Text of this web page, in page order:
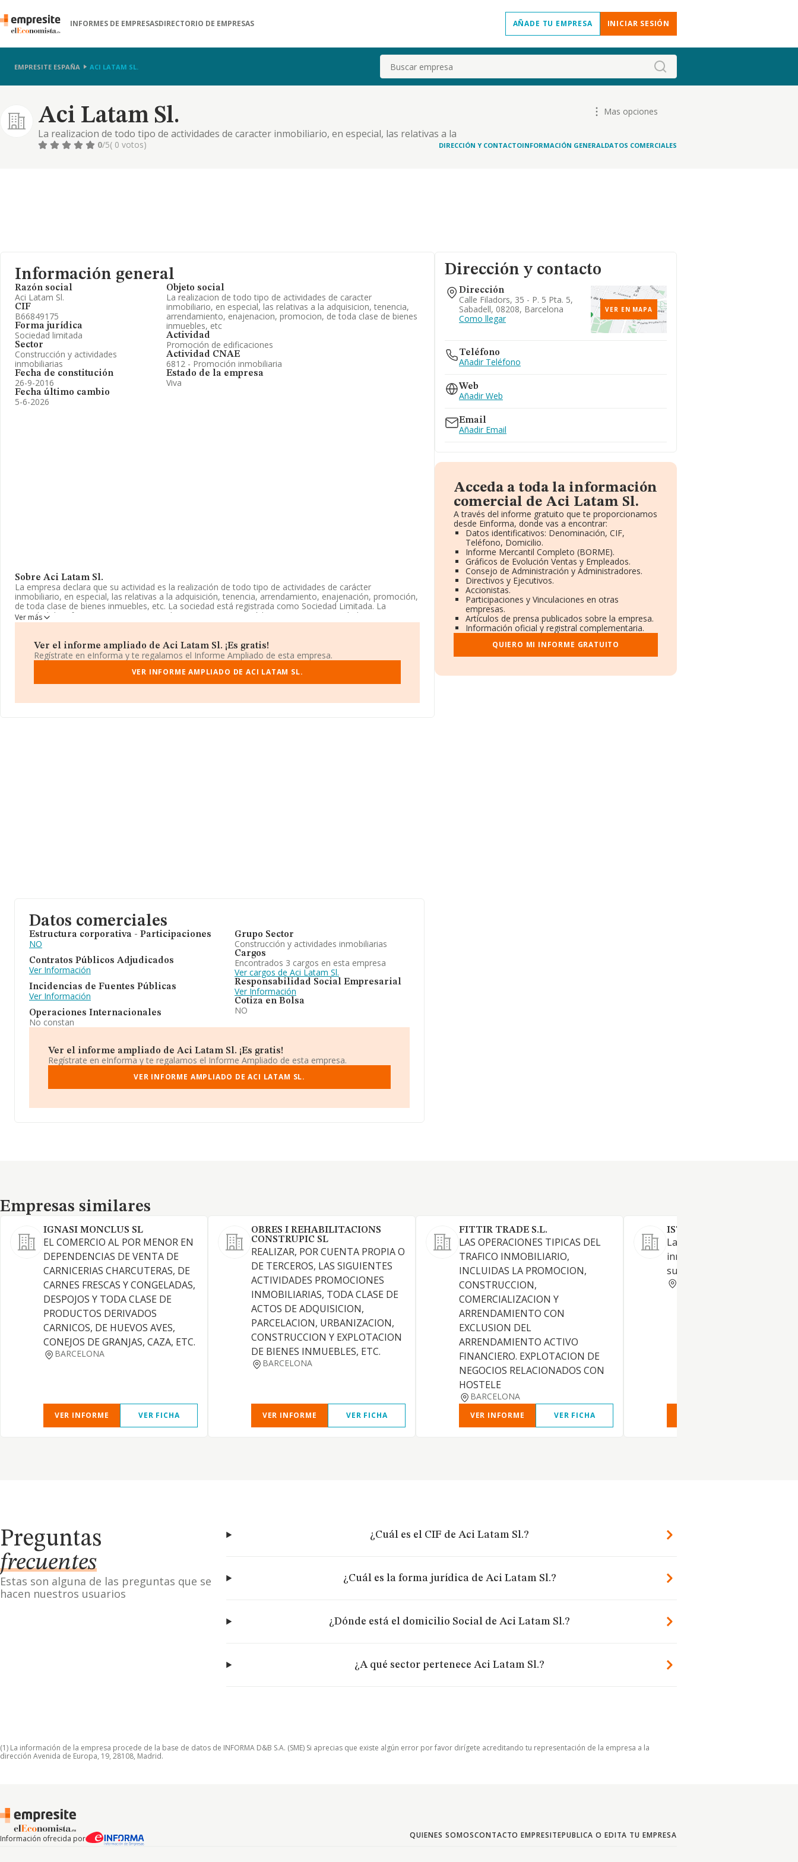
INFORMES DE EMPRESASDIRECTORIO DE EMPRESAS AÑADE TU EMPRESA INICIAR SESIÓN
EMPRESITE ESPAÑA ACI LATAM SL. Buscar
Aci Latam Sl.
La realizacion de todo tipo de actividades de caracter inmobiliario, en especial, las relativas a la
adquisicion, tenencia, arrendamiento, enajenacion, promocion, de toda clase de bienes inmuebles, etc
Mas opciones
0/5( 0 votos) DIRECCIÓN Y CONTACTOINFORMACIÓN GENERALDATOS COMERCIALES
Información general
Razón social
Aci Latam Sl.
CIF
B66849175
Forma jurídica
Sociedad limitada
Sector
Construcción y actividades
inmobiliarias
Fecha de constitución
26-9-2016
Fecha último cambio
5-6-2026
Objeto social
La realizacion de todo tipo de actividades de caracter
inmobiliario, en especial, las relativas a la adquisicion, tenencia,
arrendamiento, enajenacion, promocion, de toda clase de bienes
inmuebles, etc
Actividad
Promoción de edificaciones
Actividad CNAE
6812 - Promoción inmobiliaria
Estado de la empresa
Viva
Sobre Aci Latam Sl.
La empresa declara que su actividad es la realización de todo tipo de actividades de carácter
inmobiliario, en especial, las relativas a la adquisición, tenencia, arrendamiento, enajenación, promoción,
de toda clase de bienes inmuebles, etc. La sociedad está registrada como Sociedad Limitada. La
actividad de referencia CNAE corresponde a '%cnae%', cuyo Código es 6812. La sociedad no tiene
actividad en mercados exteriores.
La empresa Aci Latam S.L, con número de identificación fiscal B66849175, se encuentra en Calle
Filadors núm. 35 P. 5 Pta. 5, (08208), Sabadell, en Barcelona, Cataluña.
En relación con el sector y disponiendo de los datos de hasta 231.218 empresas, a nivel nacional la
facturación asciende a 29.817 millones de euros y se calcula un promedio de facturación de 128 mil
de empleados de las empresas es de 1; la media de antigüedad desde la constitución es de 20 años.
Ver más
Ver el informe ampliado de Aci Latam Sl. ¡Es gratis!
Regístrate en eInforma y te regalamos el Informe Ampliado de esta empresa.
VER INFORME AMPLIADO DE ACI LATAM SL.
Dirección y contacto
Dirección
Calle Filadors, 35 - P. 5 Pta. 5,
Sabadell, 08208, Barcelona
Como llegar
VER EN MAPA
Teléfono
Añadir Teléfono
Web
Añadir Web
Email
Añadir Email
Acceda a toda la información
comercial de Aci Latam Sl.
A través del informe gratuito que te proporcionamos
desde Einforma, donde vas a encontrar:
Datos identificativos: Denominación, CIF,
Teléfono, Domicilio.
Informe Mercantil Completo (BORME).
Gráficos de Evolución Ventas y Empleados.
Consejo de Administración y Administradores.
Directivos y Ejecutivos.
Accionistas.
Participaciones y Vinculaciones en otras
empresas.
Artículos de prensa publicados sobre la empresa.
Información oficial y registral complementaria.
QUIERO MI INFORME GRATUITO
Datos comerciales
Estructura corporativa - Participaciones
NO
Contratos Públicos Adjudicados
Ver Información
Incidencias de Fuentes Públicas
Ver Información
Operaciones Internacionales
No constan
Grupo Sector
Construcción y actividades inmobiliarias
Cargos
Encontrados 3 cargos en esta empresa
Ver cargos de Aci Latam Sl.
Responsabilidad Social Empresarial
Ver Información
Cotiza en Bolsa
NO
Ver el informe ampliado de Aci Latam Sl. ¡Es gratis!
Regístrate en eInforma y te regalamos el Informe Ampliado de esta empresa.
VER INFORME AMPLIADO DE ACI LATAM SL.
Empresas similares
Empresas similares
IGNASI MONCLUS SL
EL COMERCIO AL POR MENOR EN
DEPENDENCIAS DE VENTA DE
CARNICERIAS CHARCUTERAS, DE
CARNES FRESCAS Y CONGELADAS,
DESPOJOS Y TODA CLASE DE
PRODUCTOS DERIVADOS
CARNICOS, DE HUEVOS AVES,
CONEJOS DE GRANJAS, CAZA, ETC.
BARCELONA
VER INFORME VER FICHA
OBRES I REHABILITACIONS
CONSTRUPIC SL
REALIZAR, POR CUENTA PROPIA O
DE TERCEROS, LAS SIGUIENTES
ACTIVIDADES PROMOCIONES
INMOBILIARIAS, TODA CLASE DE
ACTOS DE ADQUISICION,
PARCELACION, URBANIZACION,
CONSTRUCCION Y EXPLOTACION
DE BIENES INMUEBLES, ETC.
BARCELONA
VER INFORME VER FICHA
FITTIR TRADE S.L.
LAS OPERACIONES TIPICAS DEL
TRAFICO INMOBILIARIO,
INCLUIDAS LA PROMOCION,
CONSTRUCCION,
COMERCIALIZACION Y
ARRENDAMIENTO CON
EXCLUSION DEL
ARRENDAMIENTO ACTIVO
FINANCIERO. EXPLOTACION DE
NEGOCIOS RELACIONADOS CON
HOSTELE
BARCELONA
VER INFORME VER FICHA
ISTE SL
La construcción y
inmuebles urbanos con
su arriendo y venta.
Preguntas
frecuentes
Estas son alguna de las preguntas que se
hacen nuestros usuarios
¿Cuál es el CIF de Aci Latam Sl.?
¿Cuál es la forma jurídica de Aci Latam Sl.?
¿Dónde está el domicilio Social de Aci Latam Sl.?
¿A qué sector pertenece Aci Latam Sl.?
(1) La información de la empresa procede de la base de datos de INFORMA D&B S.A. (SME) Si aprecias que existe algún error por favor dirígete acreditando tu representación de la empresa a la
dirección Avenida de Europa, 19, 28108, Madrid.
Información ofrecida por QUIENES SOMOSCONTACTO EMPRESITEPUBLICA O EDITA TU EMPRESA